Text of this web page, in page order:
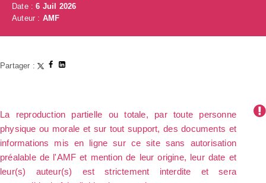
Date :6 Juil 2026
Auteur : AMF
Partager :
La reproduction partielle ou totale, par toute personne
physique ou morale et sur tout support, des documents et
informations mis en ligne sur ce site sans autorisation
préalable de l'AMF et mention de leur origine, leur date et
leur(s) auteur(s) est strictement interdite et sera